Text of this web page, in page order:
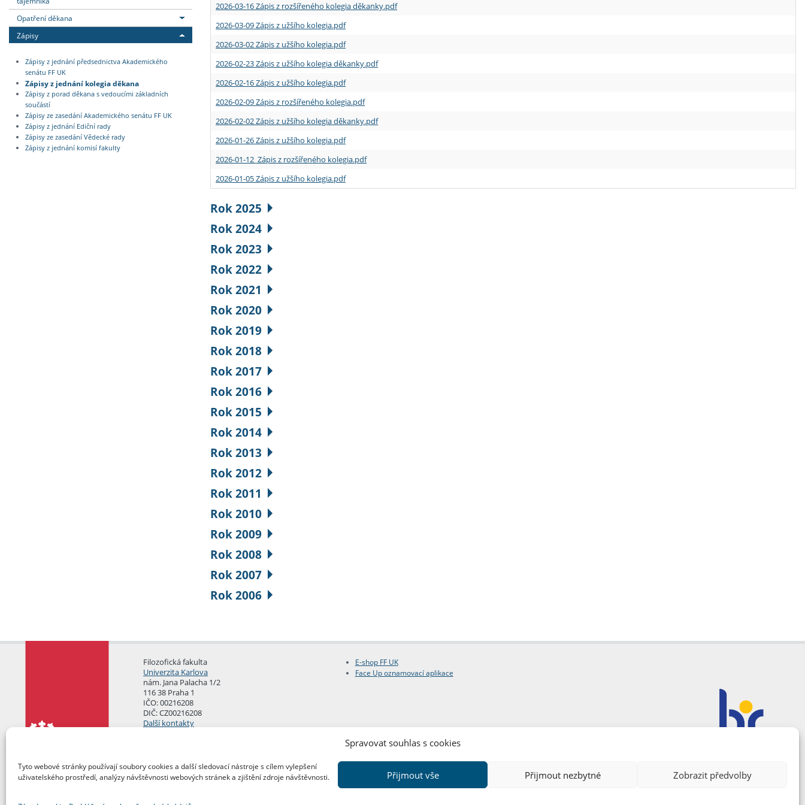
Spravovat souhlas s cookies
Tyto webové stránky používají soubory cookies a další sledovací nástroje s cílem vylepšení
uživatelského prostředí, analýzy návštěvnosti webových stránek a zjištění zdroje návštěvnosti.
Přijmout vše Přijmout nezbytné Zobrazit předvolby
Opatření děkana
Zápisy
Zápisy z jednání předsednictva Akademického
senátu FF UK
Zápisy z jednání kolegia děkana
Zápisy z porad děkana s vedoucími základních
součástí
Zápisy ze zasedání Akademického senátu FF UK
Zápisy z jednání Ediční rady
Zápisy ze zasedání Vědecké rady
Zápisy z jednání komisí fakulty
2026-03-16 Zápis z rozšířeného kolegia děkanky.pdf
2026-03-09 Zápis z užšího kolegia.pdf
2026-03-02 Zápis z užšího kolegia.pdf
2026-02-23 Zápis z užšího kolegia děkanky.pdf
2026-02-16 Zápis z užšího kolegia.pdf
2026-02-09 Zápis z rozšířeného kolegia.pdf
2026-02-02 Zápis z užšího kolegia děkanky.pdf
2026-01-26 Zápis z užšího kolegia.pdf
2026-01-12 Zápis z rozšířeného kolegia.pdf
2026-01-05 Zápis z užšího kolegia.pdf
Rok 2025
Rok 2024
Rok 2023
Rok 2022
Rok 2021
Rok 2020
Rok 2019
Rok 2018
Rok 2017
Rok 2016
Rok 2015
Rok 2014
Rok 2013
Rok 2012
Rok 2011
Rok 2010
Rok 2009
Rok 2008
Rok 2007
Rok 2006
Filozofická fakulta
Univerzita Karlova
nám. Jana Palacha 1/2
116 38 Praha 1
IČO: 00216208
DIČ: CZ00216208
Další kontakty
E-shop FF UK
Face Up oznamovací aplikace